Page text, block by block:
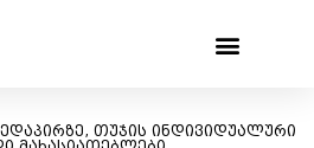
თუჯის ინდივიდუალური